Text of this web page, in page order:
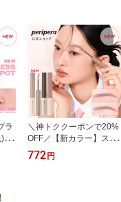
ラ
P
下
＼神トククーポンで20%
OFF／【新カラー】スピ
ーディー スキニー ブロ
ウ マスカラ【PERIPERA
772 円